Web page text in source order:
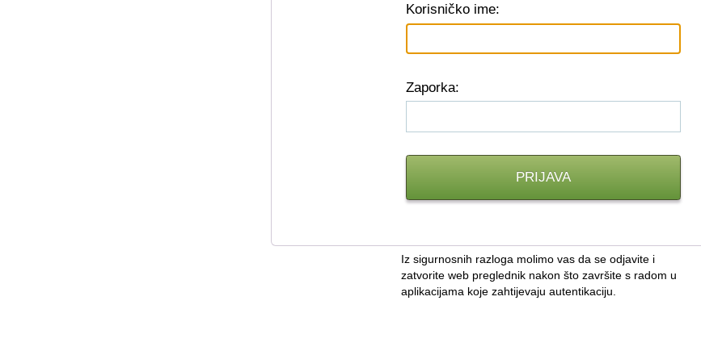
Korisničko ime:
Zaporka:
Iz sigurnosnih razloga molimo vas da se odjavite i
zatvorite web preglednik nakon što završite s radom u
aplikacijama koje zahtijevaju autentikaciju.